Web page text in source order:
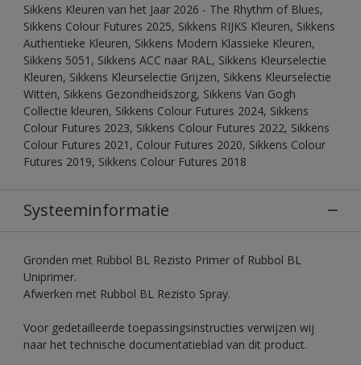
Sikkens Kleuren van het Jaar 2026 - The Rhythm of Blues,
Sikkens Colour Futures 2025, Sikkens RIJKS Kleuren, Sikkens
Authentieke Kleuren, Sikkens Modern Klassieke Kleuren,
Sikkens 5051, Sikkens ACC naar RAL, Sikkens Kleurselectie
Kleuren, Sikkens Kleurselectie Grijzen, Sikkens Kleurselectie
Witten, Sikkens Gezondheidszorg, Sikkens Van Gogh
Collectie kleuren, Sikkens Colour Futures 2024, Sikkens
Colour Futures 2023, Sikkens Colour Futures 2022, Sikkens
Colour Futures 2021, Colour Futures 2020, Sikkens Colour
Futures 2019, Sikkens Colour Futures 2018
Systeeminformatie
Gronden met Rubbol BL Rezisto Primer of Rubbol BL
Uniprimer.
Afwerken met Rubbol BL Rezisto Spray.
Voor gedetailleerde toepassingsinstructies verwijzen wij
naar het technische documentatieblad van dit product.